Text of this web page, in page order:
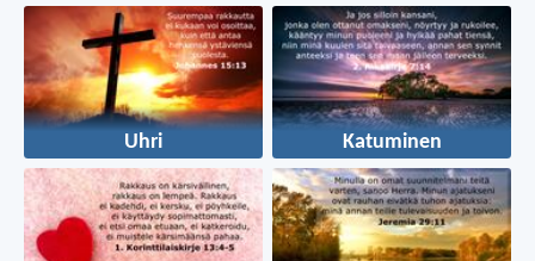
Uhri Katuminen